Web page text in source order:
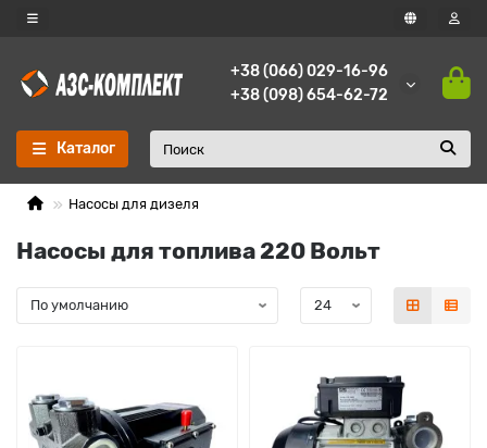
+38 (066) 029-16-96
+38 (098) 654-62-72
Каталог
Насосы для дизеля
Насосы для топлива 220 Вольт